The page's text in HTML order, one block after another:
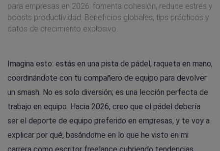
para empresas en 2026: fomenta cohesión, reduce estrés y
boosts productividad. Beneficios globales, tips prácticos y
datos de crecimiento explosivo.
Imagina esto: estás en una pista de pádel, raqueta en mano,
coordinándote con tu compañero de equipo para devolver
un smash. No es solo diversión; es una lección perfecta de
trabajo en equipo. Hacia 2026, creo que el pádel debería
ser el deporte de equipo preferido en empresas, y te voy a
explicar por qué, basándome en lo que he visto en mi